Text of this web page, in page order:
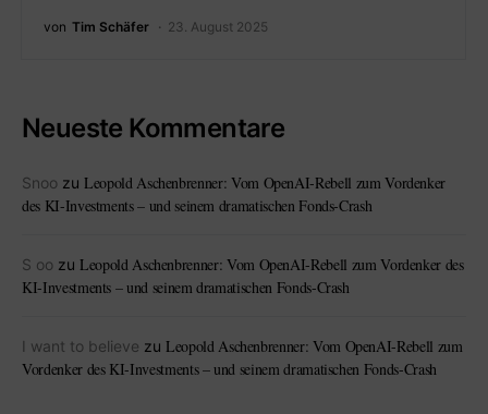
von Tim Schäfer 23. August 2025
Neueste Kommentare
Snoo zu Leopold Aschenbrenner: Vom OpenAI-Rebell zum Vordenker
des KI-Investments – und seinem dramatischen Fonds-Crash
S oo zu Leopold Aschenbrenner: Vom OpenAI-Rebell zum Vordenker des
KI-Investments – und seinem dramatischen Fonds-Crash
I want to believe zu Leopold Aschenbrenner: Vom OpenAI-Rebell zum
Vordenker des KI-Investments – und seinem dramatischen Fonds-Crash